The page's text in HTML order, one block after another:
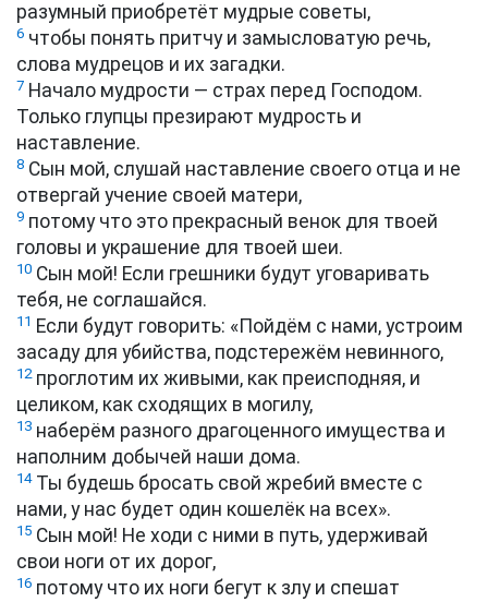
разумный приобретёт мудрые советы,
6 чтобы понять притчу и замысловатую речь,
слова мудрецов и их загадки.
7 Начало мудрости — страх перед Господом.
Только глупцы презирают мудрость и
наставление.
8 Сын мой, слушай наставление своего отца и не
отвергай учение своей матери,
9 потому что это прекрасный венок для твоей
головы и украшение для твоей шеи.
10 Сын мой! Если грешники будут уговаривать
тебя, не соглашайся.
11 Если будут говорить: «Пойдём с нами, устроим
засаду для убийства, подстережём невинного,
12проглотим их живыми, как преисподняя, и
целиком, как сходящих в могилу,
13 наберём разного драгоценного имущества и
наполним добычей наши дома.
14Ты будешь бросать свой жребий вместе с
нами, у нас будет один кошелёк на всех».
15 Сын мой! Не ходи с ними в путь, удерживай
свои ноги от их дорог,
16 потому что их ноги бегут к злу и спешат